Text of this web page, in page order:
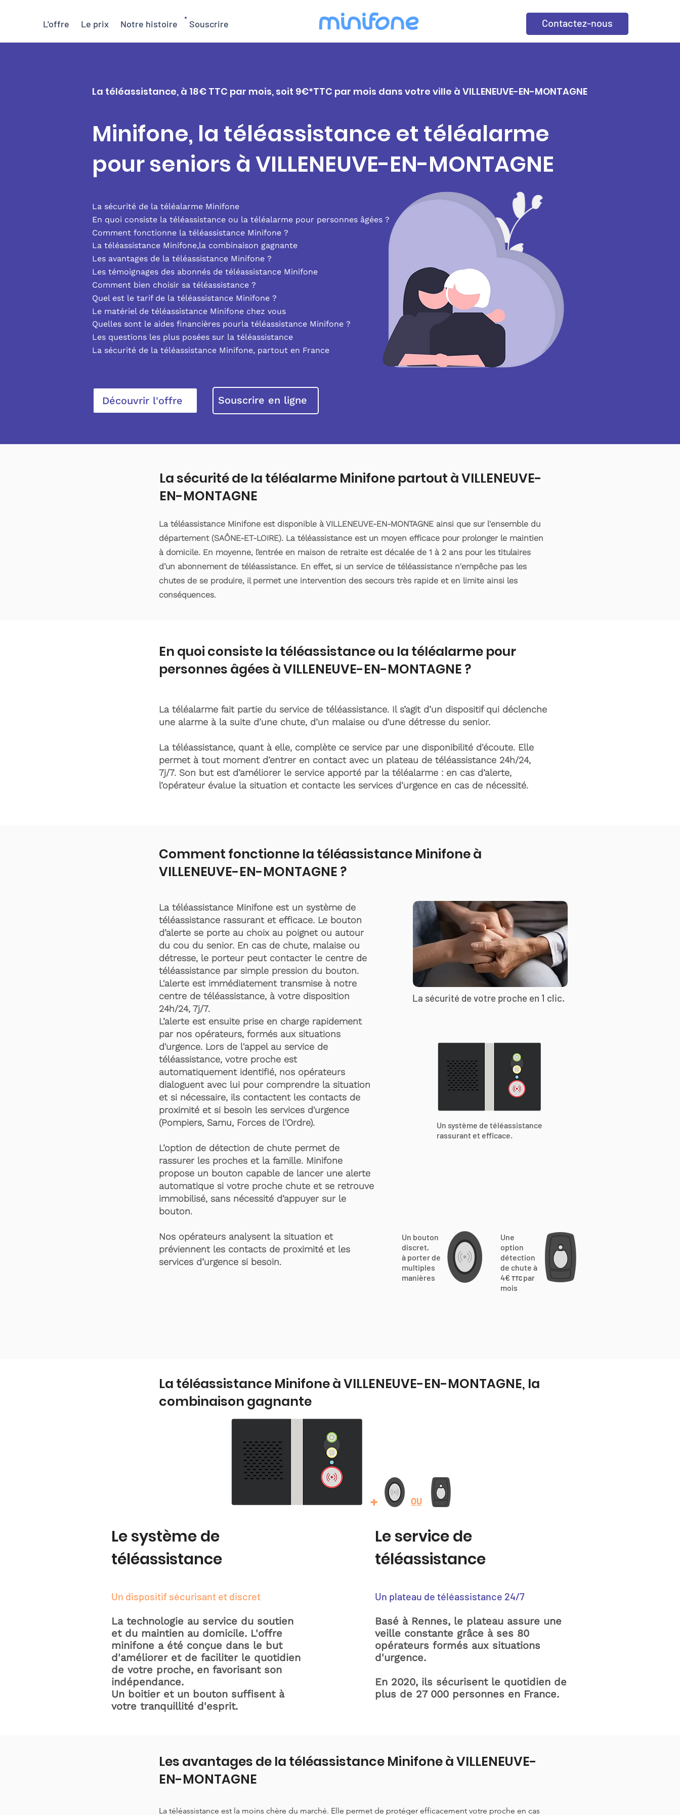
L'offre Le prix Notre histoire Souscrire Contactez-nous
La téléassistance, à 18€ TTC par mois, soit 9€*TTC par mois dans votre ville à VILLENEUVE-EN-MONTAGNE
Minifone, la téléassistance et téléalarme
pour seniors à VILLENEUVE-EN-MONTAGNE
La sécurité de la téléalarme Minifone
En quoi consiste la téléassistance ou la téléalarme pour personnes âgées ?
Comment fonctionne la téléassistance Minifone ?
La téléassistance Minifone,la combinaison gagnante
Les avantages de la téléassistance Minifone ?
Les témoignages des abonnés de téléassistance Minifone
Comment bien choisir sa téléassistance ?
Quel est le tarif de la téléassistance Minifone ?
Le matériel de téléassistance Minifone chez vous
Quelles sont le aides financières pourla téléassistance Minifone ?
Les questions les plus posées sur la téléassistance
La sécurité de la téléassistance Minifone, partout en France
Découvrir l'offre Souscrire en ligne
La sécurité de la téléalarme Minifone partout à VILLENEUVE-
EN-MONTAGNE
La téléassistance Minifone est disponible à VILLENEUVE-EN-MONTAGNE ainsi que sur l'ensemble du
département (SAÔNE-ET-LOIRE). La téléassistance est un moyen efficace pour prolonger le maintien
à domicile. En moyenne, l’entrée en maison de retraite est décalée de 1 à 2 ans pour les titulaires
d’un abonnement de téléassistance. En effet, si un service de téléassistance n'empêche pas les
chutes de se produire, il permet une intervention des secours très rapide et en limite ainsi les
conséquences.
En quoi consiste la téléassistance ou la téléalarme pour
personnes âgées à VILLENEUVE-EN-MONTAGNE ?
La téléalarme fait partie du service de téléassistance. Il s’agit d’un dispositif qui déclenche
une alarme à la suite d’une chute, d’un malaise ou d'une détresse du senior.
La téléassistance, quant à elle, complète ce service par une disponibilité d'écoute. Elle
permet à tout moment d’entrer en contact avec un plateau de téléassistance 24h/24,
7j/7. Son but est d’améliorer le service apporté par la téléalarme : en cas d’alerte,
l’opérateur évalue la situation et contacte les services d’urgence en cas de nécessité.
Comment fonctionne la téléassistance Minifone à
VILLENEUVE-EN-MONTAGNE ?
La téléassistance Minifone est un système de
téléassistance rassurant et efficace. Le bouton
d’alerte se porte au choix au poignet ou autour
du cou du senior. En cas de chute, malaise ou
détresse, le porteur peut contacter le centre de
téléassistance par simple pression du bouton.
L'alerte est immédiatement transmise à notre
centre de téléassistance, à votre disposition
24h/24, 7j/7.
L’alerte est ensuite prise en charge rapidement
par nos opérateurs, formés aux situations
d'urgence. Lors de l'appel au service de
téléassistance, votre proche est
automatiquement identifié, nos opérateurs
dialoguent avec lui pour comprendre la situation
et si nécessaire, ils contactent les contacts de
proximité et si besoin les services d'urgence
(Pompiers, Samu, Forces de l'Ordre).
L’option de détection de chute permet de
rassurer les proches et la famille. Minifone
propose un bouton capable de lancer une alerte
automatique si votre proche chute et se retrouve
immobilisé, sans nécessité d’appuyer sur le
bouton.
Nos opérateurs analysent la situation et
préviennent les contacts de proximité et les
services d’urgence si besoin.
La sécurité de votre proche en 1 clic.
Un système de téléassistance
rassurant et efficace.
Un bouton
discret,
à porter de
multiples
manières
Une
option
détection
de chute à
4€ TTC par
mois
La téléassistance Minifone à VILLENEUVE-EN-MONTAGNE, la
combinaison gagnante
Le système de
téléassistance
Un dispositif sécurisant et discret
La technologie au service du soutien
et du maintien au domicile. L'offre
minifone a été conçue dans le but
d'améliorer et de faciliter le quotidien
de votre proche, en favorisant son
indépendance.
Un boitier et un bouton suffisent à
votre tranquillité d'esprit.
+ OU
Le service de
téléassistance
Un plateau de téléassistance 24/7
Basé à Rennes, le plateau assure une
veille constante grâce à ses 80
opérateurs formés aux situations
d'urgence.
En 2020, ils sécurisent le quotidien de
plus de 27 000 personnes en France.
Les avantages de la téléassistance Minifone à VILLENEUVE-
EN-MONTAGNE
La téléassistance est la moins chère du marché. Elle permet de protéger efficacement votre proche en cas